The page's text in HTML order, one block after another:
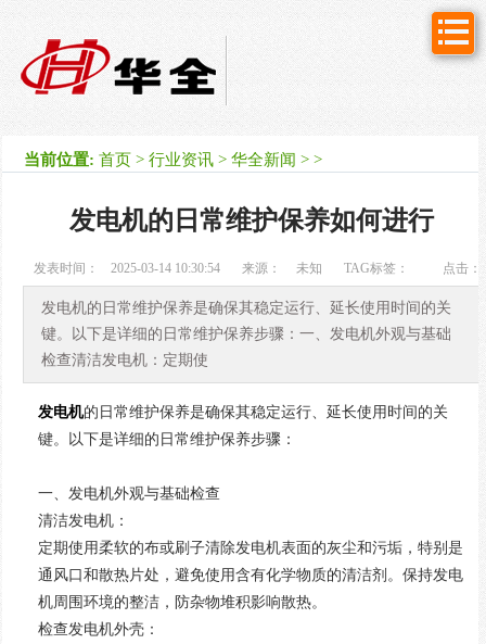
当前位置: 首页 >行业资讯 >华全新闻 > >
发电机的日常维护保养如何进行
发表时间： 2025-03-14 10:30:54 来源： 未知 TAG标签： 点击：
次
发电机的日常维护保养是确保其稳定运行、延长使用时间的关
键。以下是详细的日常维护保养步骤：一、发电机外观与基础
检查清洁发电机：定期使
发电机的日常维护保养是确保其稳定运行、延长使用时间的关
键。以下是详细的日常维护保养步骤：
一、发电机外观与基础检查
清洁发电机：
定期使用柔软的布或刷子清除发电机表面的灰尘和污垢，特别是
通风口和散热片处，避免使用含有化学物质的清洁剂。保持发电
机周围环境的整洁，防杂物堆积影响散热。
检查发电机外壳：